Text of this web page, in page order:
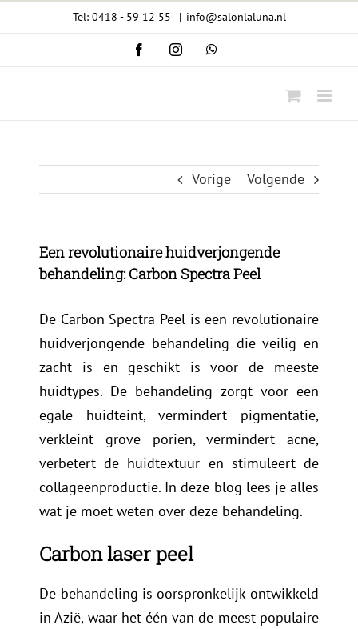
Tel: 0418 - 59 12 55 | info@salonlaluna.nl
FacebookInstagramWhatsApp
Vorige Volgende
Een revolutionaire huidverjongende
behandeling: Carbon Spectra Peel
De Carbon Spectra Peel is een revolutionaire
huidverjongende behandeling die veilig en
zacht is en geschikt is voor de meeste
huidtypes. De behandeling zorgt voor een
egale huidteint, vermindert pigmentatie,
verkleint grove poriën, vermindert acne,
verbetert de huidtextuur en stimuleert de
collageenproductie. In deze blog lees je alles
wat je moet weten over deze behandeling.
Carbon laser peel
De behandeling is oorspronkelijk ontwikkeld
in Azië, waar het één van de meest populaire